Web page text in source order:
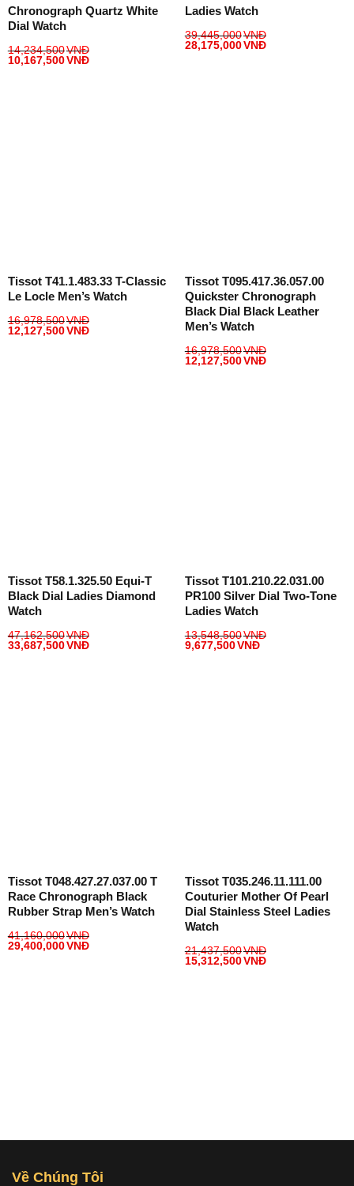
Chronograph Quartz White
Dial Watch
14,234,500VNĐ
10,167,500VNĐ
Ladies Watch
39,445,000VNĐ
28,175,000VNĐ
Tissot T41.1.483.33 T-Classic
Le Locle Men’s Watch
16,978,500VNĐ
12,127,500VNĐ
Tissot T095.417.36.057.00
Quickster Chronograph
Black Dial Black Leather
Men’s Watch
16,978,500VNĐ
12,127,500VNĐ
Tissot T58.1.325.50 Equi-T
Black Dial Ladies Diamond
Watch
47,162,500VNĐ
33,687,500VNĐ
Tissot T101.210.22.031.00
PR100 Silver Dial Two-Tone
Ladies Watch
13,548,500VNĐ
9,677,500VNĐ
Tissot T048.427.27.037.00 T
Race Chronograph Black
Rubber Strap Men’s Watch
41,160,000VNĐ
29,400,000VNĐ
Tissot T035.246.11.111.00
Couturier Mother Of Pearl
Dial Stainless Steel Ladies
Watch
21,437,500VNĐ
15,312,500VNĐ
Về Chúng Tôi